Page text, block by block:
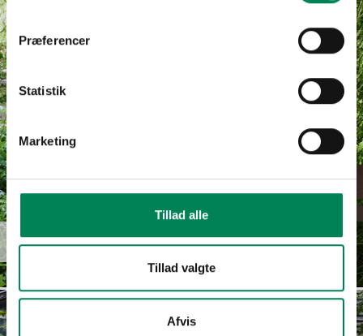
Præferencer
Statistik
Marketing
Tillad alle
Tillad valgte
Afvis
hypericifolia
Læs mere